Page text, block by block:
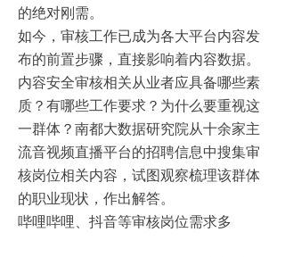
的绝对刚需。
如今，审核工作已成为各大平台内容发
布的前置步骤，直接影响着内容数据。
内容安全审核相关从业者应具备哪些素
质？有哪些工作要求？为什么要重视这
一群体？南都大数据研究院从十余家主
流音视频直播平台的招聘信息中搜集审
核岗位相关内容，试图观察梳理该群体
的职业现状，作出解答。
哔哩哔哩、抖音等审核岗位需求多